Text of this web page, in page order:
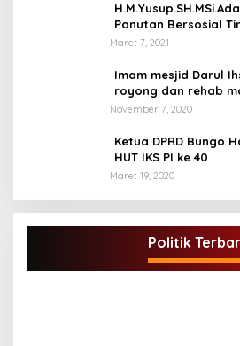
Panutan Bersosial
Maret 7, 2021
Imam mesjid Darul
royong dan rehab
Arang Kecamatan
November 7, 2020
Ketua DPRD Bungo
HUT IKS PI ke 40
Maret 19, 2020
Politik
DPD Partai Golkar,Muscam
Rangka Pemilihan Ketua PK.
Juli 5, 2021